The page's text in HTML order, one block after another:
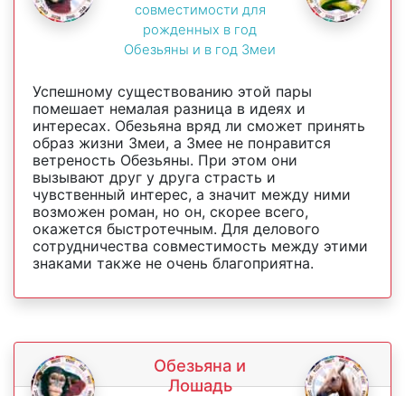
совместимости для
рожденных в год
Обезьяны и в год Змеи
Успешному существованию этой пары
помешает немалая разница в идеях и
интересах. Обезьяна вряд ли сможет принять
образ жизни Змеи, а Змее не понравится
ветреность Обезьяны. При этом они
вызывают друг у друга страсть и
чувственный интерес, а значит между ними
возможен роман, но он, скорее всего,
окажется быстротечным. Для делового
сотрудничества совместимость между этими
знаками также не очень благоприятна.
Обезьяна и
Лошадь